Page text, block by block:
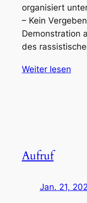
organisiert
– Kein
Demonstration
des
Weiter lesen
Aufruf
Jan. 21,